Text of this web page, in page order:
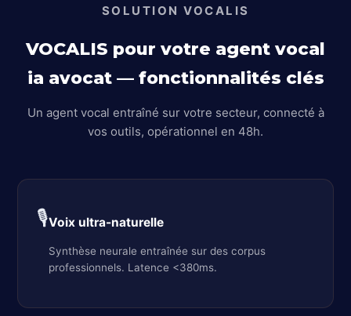
SOLUTION VOCALIS
VOCALIS pour votre agent vocal
ia avocat — fonctionnalités clés
Un agent vocal entraîné sur votre secteur, connecté à
vos outils, opérationnel en 48h.
🎙️Voix ultra-naturelle
Synthèse neurale entraînée sur des corpus
professionnels. Latence <380ms.